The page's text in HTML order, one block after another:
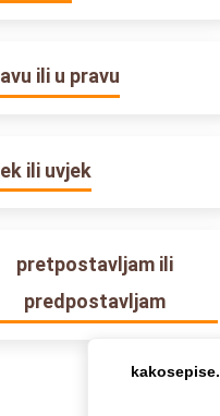
ili u pravu
ili uvjek
pretpostavljam ili
predpostavljam